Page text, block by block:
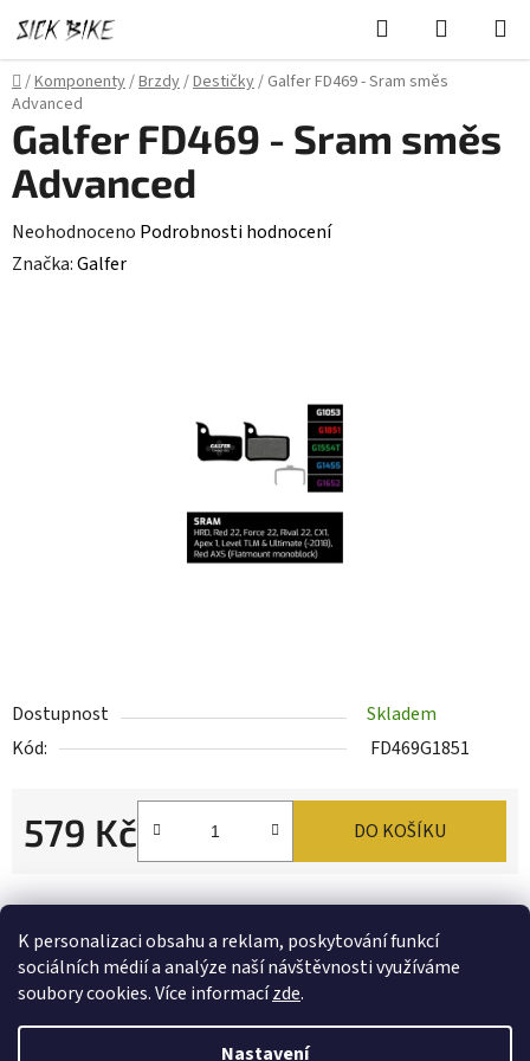
K personalizaci obsahu a reklam, poskytování funkcí
sociálních médií a analýze naší návštěvnosti využíváme
soubory cookies. Více informacízde.
Nastavení
na
obsah
Hledat
KOŠÍK
Domů
/Komponenty/Brzdy/Destičky/ Galfer FD469 - Sram směs
Advanced
Dostupnost
Skladem
Kód:
FD469G1851
579 Kč DO KOŠÍKU
Galfer FD469 - Sram směs
Advanced
Průměrné
hodnocení
Neohodnoceno Podrobnosti hodnocení
Značka:Galfer
Popis